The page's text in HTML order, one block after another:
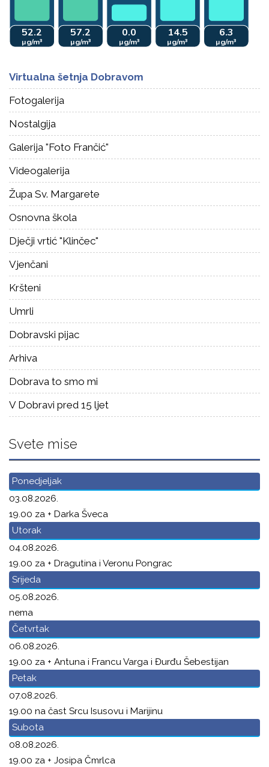
Virtualna šetnja Dobravom
Fotogalerija
Nostalgija
Galerija "Foto Frančić"
Videogalerija
Župa Sv. Margarete
Osnovna škola
Dječji vrtić "Klinčec"
Vjenčani
Kršteni
Umrli
Dobravski pijac
Arhiva
Dobrava to smo mi
V Dobravi pred 15 ljet
Svete mise
Ponedjeljak
03.08.2026.
19.00 za + Darka Šveca
Utorak
04.08.2026.
19.00 za + Dragutina i Veronu Pongrac
Srijeda
05.08.2026.
nema
Četvrtak
06.08.2026.
19.00 za + Antuna i Francu Varga i Đurđu Šebestijan
Petak
07.08.2026.
19.00 na čast Srcu Isusovu i Marijinu
Subota
08.08.2026.
19.00 za + Josipa Čmrlca